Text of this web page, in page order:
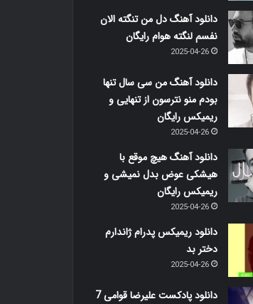
دانلود آهنگ دل من تنگته الان
نفسم لنگته هوام رایگان
2025-04-26
دانلود آهنگ من سی سال تنها
بودم منو نترسون از تنهایی و
ریمیکس رایگان
2025-04-26
دانلود آهنگ هیچ موقع با
هیشکی عوض بدل نمیشی و
ریمیکس رایگان
2025-04-26
دانلود ریمیکس پدرام ژاندارم
دختر بد
2025-04-26
دانلود پادکست علیرضا قوامی 7